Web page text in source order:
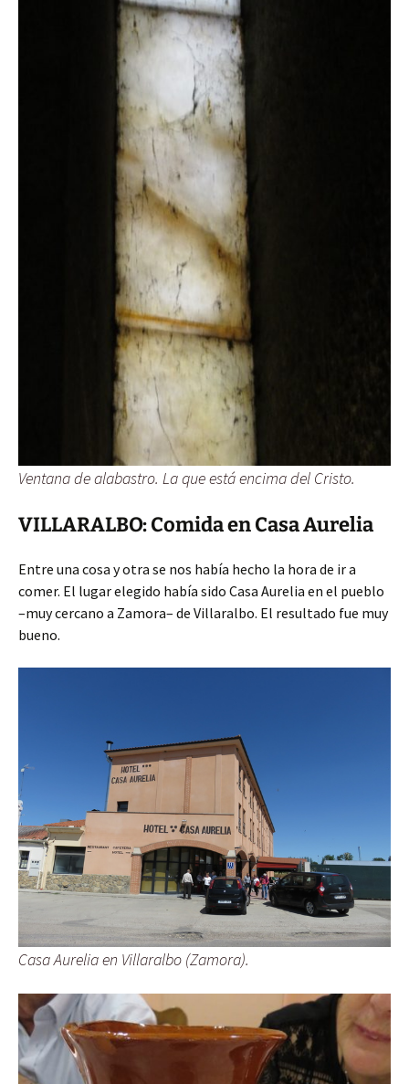
Ventana de alabastro. La que está encima del Cristo.
VILLARALBO: Comida en Casa Aurelia
Entre una cosa y otra se nos había hecho la hora de ir a
comer. El lugar elegido había sido Casa Aurelia en el pueblo
–muy cercano a Zamora– de Villaralbo. El resultado fue muy
bueno.
Casa Aurelia en Villaralbo (Zamora).